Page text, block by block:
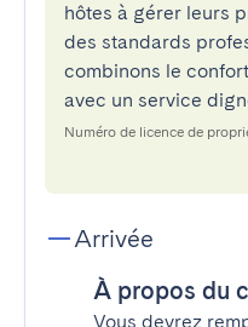
hôtes à gérer leurs
des standards
combinons le
avec un service
Numéro de licence de
Arrivée
À propos du
Vous devrez